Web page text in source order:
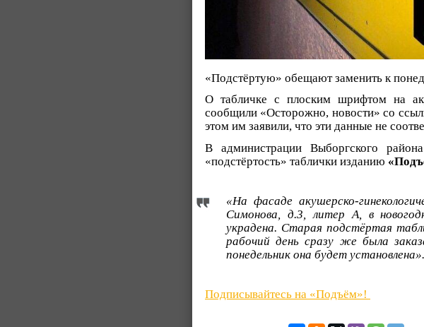
«Подстёртую» обещают заменить к
О табличке с плоским шрифтом на
сообщили «Осторожно, новости» со
этом им заявили, что эти данные не
В администрации Выборгского
«подстёртость» таблички изданию
«На фасаде акушерско-
Симонова, д.3, литер А, в
украдена. Старая подстёртая
рабочий день сразу же была
понедельник она будет установлена».
Подписывайтесь на «Подъём»!